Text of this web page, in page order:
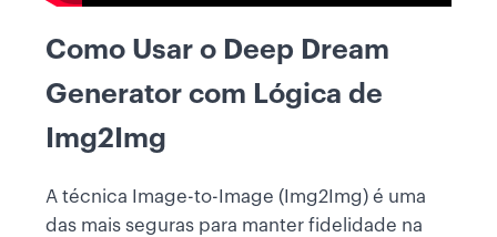
Como Usar o Deep Dream
Generator com Lógica de
Img2Img
A técnica Image-to-Image (Img2Img) é uma
das mais seguras para manter fidelidade na